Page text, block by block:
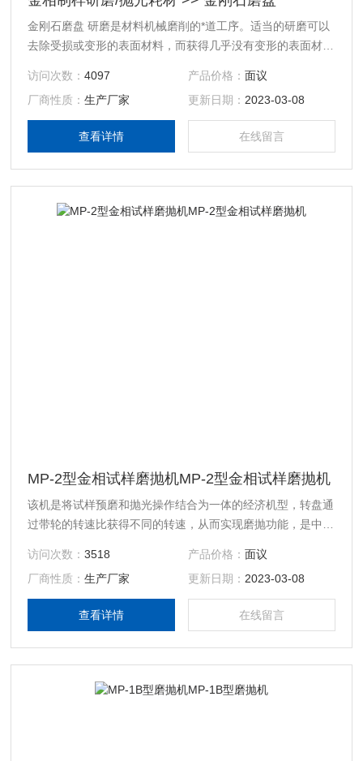
金刚石磨盘 研磨是材料机械磨削的*道工序。适当的研磨可以
去除受损或变形的表面材料，而获得几乎没有变形的表面材
物的。还可用于研磨非常坚硬的铁基金属。
访问次数：4097 产品价格： 面议
厂商性质：生产厂家 更新日期： 2023-03-08
查看详情 在线留言
MP-2型金相试样磨抛机MP-2型金相试样磨抛机
该机是将试样预磨和抛光操作结合为一体的经济机型，转盘通
过带轮的转速比获得不同的转速，从而实现磨抛功能，是中小
访问次数：3518 产品价格： 面议
厂商性质：生产厂家 更新日期： 2023-03-08
查看详情 在线留言